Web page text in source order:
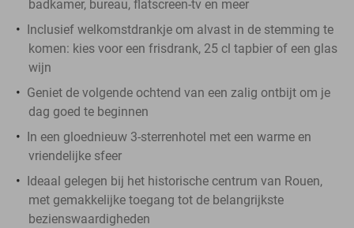
badkamer, bureau, flatscreen-tv en meer
Inclusief welkomstdrankje om alvast in de stemming te
komen: kies voor een frisdrank, 25 cl tapbier of een glas
wijn
Geniet de volgende ochtend van een zalig ontbijt om je
dag goed te beginnen
In een gloednieuw 3-sterrenhotel met een warme en
vriendelijke sfeer
Ideaal gelegen bij het historische centrum van Rouen,
met gemakkelijke toegang tot de belangrijkste
bezienswaardigheden